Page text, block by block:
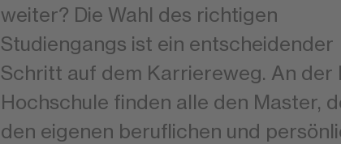
weiter? Die Wahl des richtigen
Studiengangs ist ein entscheidender
Schritt auf dem Karriereweg. An der
Hochschule finden alle den Master,
den eigenen beruflichen und